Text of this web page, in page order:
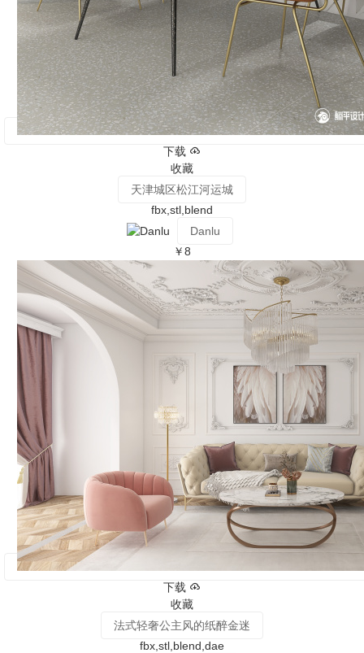
下载
收藏
天津城区松江河运城
fbx,stl,blend
Danlu
￥8
下载
收藏
法式轻奢公主风的纸醉金迷
fbx,stl,blend,dae